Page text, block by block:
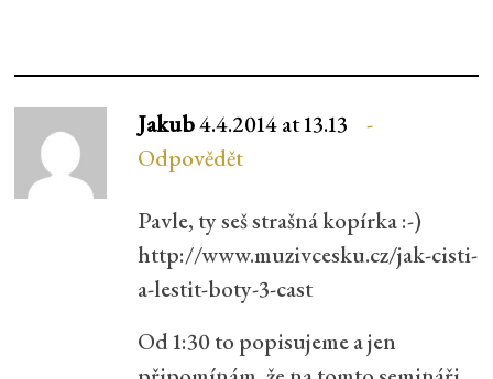
Jakub4.4.2014 at 13.13
Odpovědět
Pavle, ty seš strašná kopírka :-)
http://www.muzivcesku.cz/jak-cisti-
a-lestit-boty-3-cast
Od 1:30 to popisujeme a jen